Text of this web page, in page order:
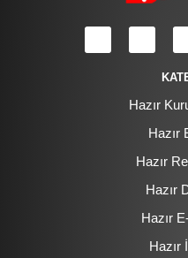
Hazır
Hazır
Hazır
Hazır
Hazır
Hazır